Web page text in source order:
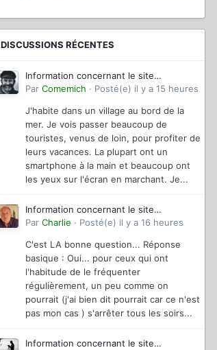
DISCUSSIONS RÉCENTES
Information concernant le site
magazinevideo
Par Comemich · Posté(e) il y a 15 heures
J'habite dans un village au bord de la
mer. Je vois passer beaucoup de
touristes, venus de loin, pour profiter de
leurs vacances. La plupart ont un
smartphone à la main et beaucoup ont
les yeux sur l'écran en marchant. Je...
Information concernant le site
magazinevideo
Par Charlie · Posté(e) il y a 16 heures
C'est LA bonne question... Réponse
basique : Oui... pour ceux qui ont
l'habitude de le fréquenter
régulièrement, un peu comme on
pourrait (j'ai bien dit pourrait car ce n'est
pas mon cas ) s'arrêter tous les soirs...
Information concernant le site